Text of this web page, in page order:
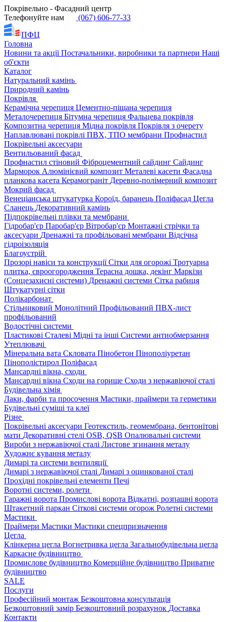
Покрівельно - Фасадний центр
Телефонуйте нам
(067) 606-77-33
ПФЦ
Головна
Новини та акціїПостачальники, виробники та партнери Наші
об'єкти
Каталог
Натуральний камінь
Природний камінь
Покрівля
Керамічна черепиця Цементно-піщана черепиця
Металочерепиця Бітумна черепиця Фальцева покрівля
Композитна черепиця Мідна покрівля Покрівля з очерету
Наплавлювані покрівлі ПВХ, ТПО мембрани Профнастил
Покрівельні аксесуари
Вентильований фасад
Профнастил стіновий Фіброцементний сайдинг Сайдинг
Марморок Алюмінієвий композит Металеві касети Фасадна
планкова касета Керамограніт Деревно-полімерний композит
Мокрий фасад
Венеціанська штукатурка Короїд, баранець Поліфасад Цегла
Сланець Декоративний камінь
Підпокрівельні плівки та мембрани
Гідробар'єр Паробар'єр Вітробар'єр Монтажні стрічки та
аксесуари Дренажні та профільовані мембрани Відсічна
гідроізоляція
Благоустрій
Прозорі навіси та конструкціїСітки для огорожі Тротуарна
плитка, євроогородження Терасна дошка, декінг Маркізи
(Сонцезахисні системи) Дренажні системи Сітка рабиця
Штукатурні сітки
Полікарбонат
Стільниковий Монолітний Профільований ПВХ-лист
профільований
Водостічні системи
Пластикові Сталеві Мідні та інші Системи антиобмерзання
Утеплювачі
Мінеральна вата Скловата Пінобетон Пінополіуретан
Пінополістирол Поліфасад
Мансардні вікна, сходи
Мансардні вікна Сходи на горище Сходи з нержавіючої сталі
Будівельна хімія
Лаки, фарби та просочення Мастики, праймери та герметики
Будівельні суміші та клеї
Різне
Покрівельні аксесуари Геотекстиль, геомембрана, бентонітові
мати Декоративні стелі OSB, QSB Опалювальні системи
Вироби з нержавіючої сталі Листове згинання металу
Художнє кування металу
Димарі та системи вентиляції
Димарі з нержавіючої сталі Димарі з оцинкованої сталі
Прохідні покрівельні елементи Печі
Воротні системи, ролети
Гаражні ворота Промислові ворота Відкатні, розпашні ворота
Штакетний паркан Сіткові системи огорож Ролетні системи
Мастики
Праймери Мастики Мастики спецпризначення
Цегла
Клінкерна цегла Вогнетривка цегла Загальнобудівельна цегла
Каркасне будівництво
Промислове будівництво Комерційне будівництво Приватне
будівництво
SALE
Послуги
Професійний монтаж Безкоштовна консультація
Безкоштовний замір Безкоштовний розрахунок Доставка
Контакти